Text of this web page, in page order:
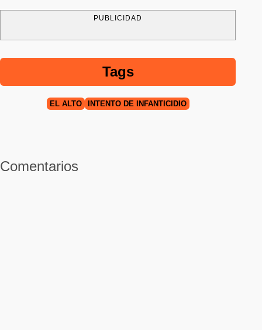
PUBLICIDAD
Tags
EL ALTO INTENTO DE INFANTICIDIO
Comentarios